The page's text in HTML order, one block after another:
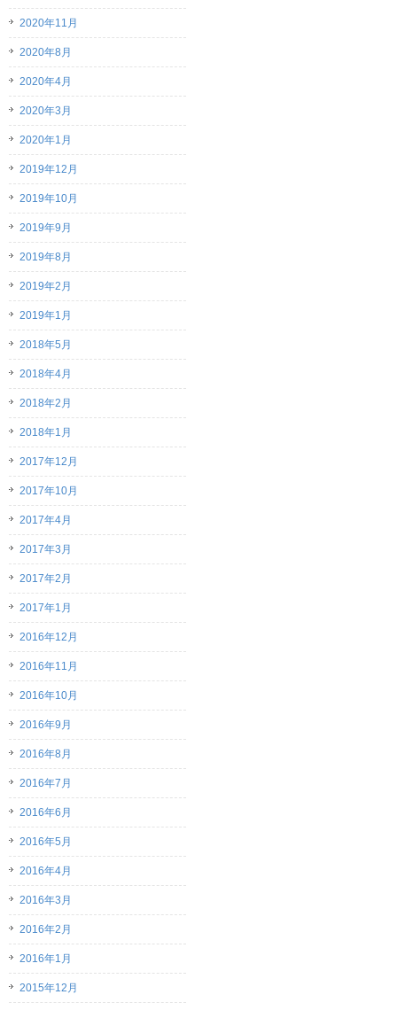
2020年11月
2020年8月
2020年4月
2020年3月
2020年1月
2019年12月
2019年10月
2019年9月
2019年8月
2019年2月
2019年1月
2018年5月
2018年4月
2018年2月
2018年1月
2017年12月
2017年10月
2017年4月
2017年3月
2017年2月
2017年1月
2016年12月
2016年11月
2016年10月
2016年9月
2016年8月
2016年7月
2016年6月
2016年5月
2016年4月
2016年3月
2016年2月
2016年1月
2015年12月